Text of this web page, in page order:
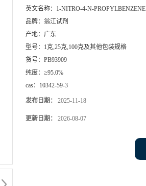
英文名称： 1-NITRO-4-N-PROPYLBENZENE
品牌： 翁江试剂
产地： 广东
型号： 1克,25克,100克及其他包装规格
货号： PB93909
纯度： ≥95.0%
cas： 10342-59-3
发布日期： 2025-11-18
更新日期： 2026-08-07